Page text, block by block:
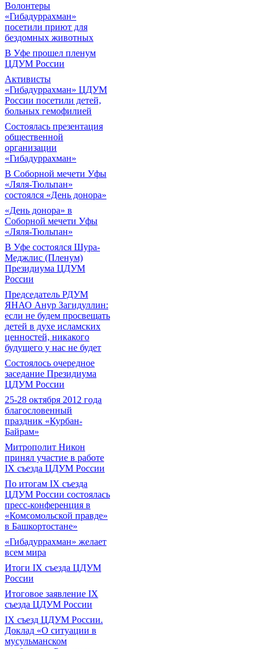
Волонтеры
«Гибадуррахман»
посетили приют для
бездомных животных
В Уфе прошел пленум
ЦДУМ России
Активисты
«Гибадуррахман» ЦДУМ
России посетили детей,
больных гемофилией
Состоялась презентация
общественной
организации
«Гибадуррахман»
В Соборной мечети Уфы
«Ляля-Тюльпан»
состоялся «День донора»
«День донора» в
Соборной мечети Уфы
«Ляля-Тюльпан»
В Уфе состоялся Шура-
Меджлис (Пленум)
Президиума ЦДУМ
России
Председатель РДУМ
ЯНАО Анур Загидуллин:
если не будем просвещать
детей в духе исламских
ценностей, никакого
будущего у нас не будет
Состоялось очередное
заседание Президиума
ЦДУМ России
25-28 октября 2012 года
благословенный
праздник «Курбан-
Байрам»
Митрополит Никон
принял участие в работе
IX съезда ЦДУМ России
По итогам IX съезда
ЦДУМ России состоялась
пресс-конференция в
«Комсомольской правде»
в Башкортостане»
«Гибадуррахман» желает
всем мира
Итоги IX cъезда ЦДУМ
России
Итоговое заявление IX
съезда ЦДУМ России
IX съезд ЦДУМ России.
Доклад «О ситуации в
мусульманском